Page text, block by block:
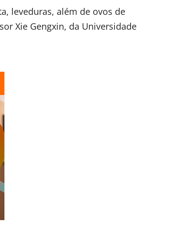
leveduras, além de ovos de
Xie Gengxin, da Universidade